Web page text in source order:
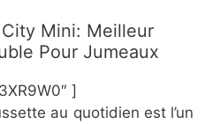
Mini: Meilleur
Pour Jumeaux
]
au quotidien est l’un